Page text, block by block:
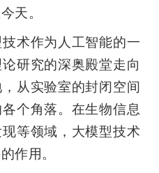
天。
术作为人工智能的一
研究的深奥殿堂走向
从实验室的封闭空间
个角落。在生物信息
等领域，大模型技术
作用。